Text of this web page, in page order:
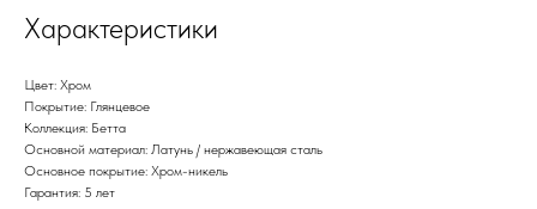
Характеристики
Цвет: Хром
Покрытие: Глянцевое
Коллекция: Бетта
Основной материал: Латунь / нержавеющая сталь
Основное покрытие: Хром-никель
Гарантия: 5 лет